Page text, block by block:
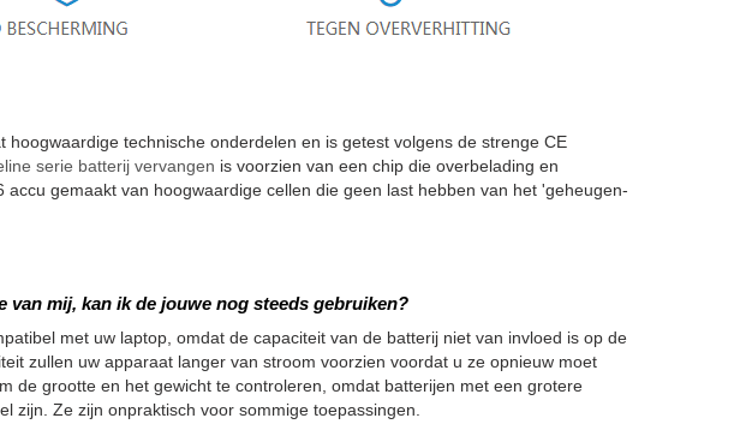
hoogwaardige technische onderdelen en is getest volgens de strenge CE
serie batterij vervangen is voorzien van een chip die overbelading en
gemaakt van hoogwaardige cellen die geen last hebben van het 'geheugen-
van mij, kan ik de jouwe nog steeds gebruiken?
met uw laptop, omdat de capaciteit van de batterij niet van invloed is op de
zullen uw apparaat langer van stroom voorzien voordat u ze opnieuw moet
de grootte en het gewicht te controleren, omdat batterijen met een grotere
zijn. Ze zijn onpraktisch voor sommige toepassingen.